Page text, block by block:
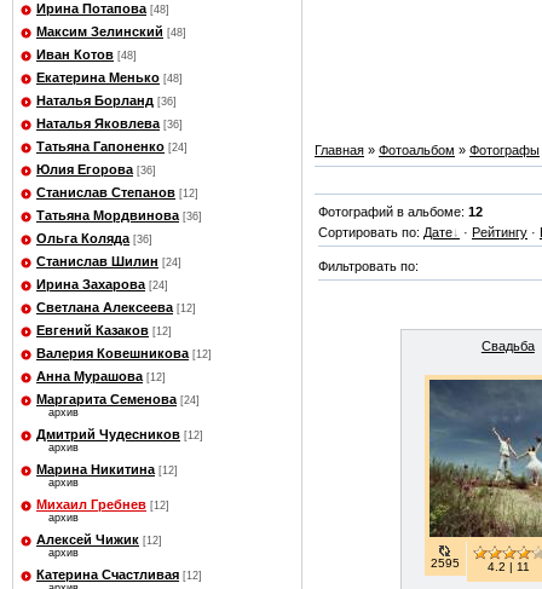
Ирина Потапова [48]
Максим Зелинский [48]
Иван Котов [48]
Екатерина Менько [48]
Наталья Борланд [36]
Наталья Яковлева [36]
Татьяна Гапоненко [24]
Юлия Егорова [36]
Станислав Степанов [12]
Татьяна Мордвинова [36]
Ольга Коляда [36]
Станислав Шилин [24]
Ирина Захарова [24]
Светлана Алексеева [12]
Евгений Казаков [12]
Валерия Ковешникова [12]
Анна Мурашова [12]
Маргарита Семенова [24]
архив
Дмитрий Чудесников [12]
архив
Марина Никитина [12]
архив
Михаил Гребнев [12]
архив
Алексей Чижик [12]
архив
Катерина Счастливая [12]
Главная » Фотоальбом » Фотографы
Фотографий в альбоме: 12
Сортировать по: Дате · Рейтингу ·
Фильтровать по:
Свадьба
2595 4.2 | 11